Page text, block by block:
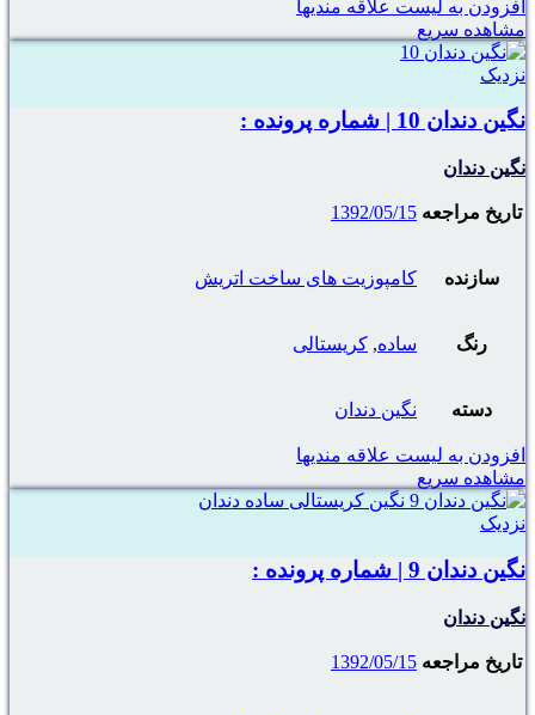
افزودن به لیست علاقه مندیها
مشاهده سریع
نزدیک
نگین دندان 10 | شماره پرونده :
نگین دندان
تاریخ مراجعه 1392/05/15
سازنده کامپوزیت های ساخت اتریش
رنگ ساده, کریستالی
دسته نگین دندان
افزودن به لیست علاقه مندیها
مشاهده سریع
نزدیک
نگین دندان 9 | شماره پرونده :
نگین دندان
تاریخ مراجعه 1392/05/15